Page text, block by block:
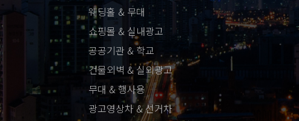
웨딩홀 & 무대
쇼핑몰 & 실내광고
공공기관 & 학교
건물외벽 & 실외광고
무대 & 행사용
광고영상차 & 선거차